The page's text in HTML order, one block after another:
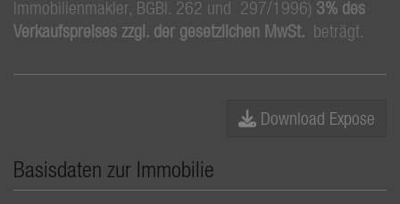
Immobilienmakler, BGBl. 262 und 297/1996) 3% des
Verkaufspreises zzgl. der gesetzlichen MwSt. beträgt.
Download Expose
Basisdaten zur Immobilie